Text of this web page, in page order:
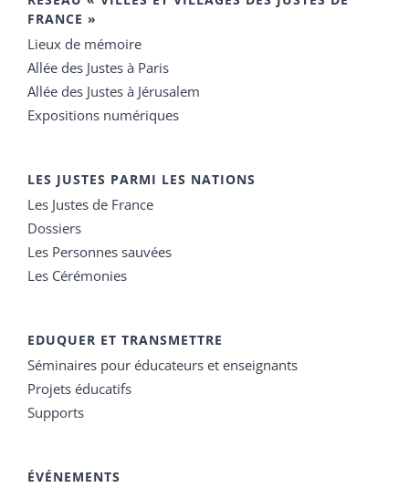
FRANCE »
Lieux de mémoire
Allée des Justes à Paris
Allée des Justes à Jérusalem
Expositions numériques
LES JUSTES PARMI LES NATIONS
Les Justes de France
Dossiers
Les Personnes sauvées
Les Cérémonies
EDUQUER ET TRANSMETTRE
Séminaires pour éducateurs et enseignants
Projets éducatifs
Supports
ÉVÉNEMENTS